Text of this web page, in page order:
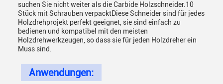
suchen Sie nicht weiter als die Carbide Holzschneider.10
Stück mit Schrauben verpacktDiese Schneider sind für jedes
Holzdrehprojekt perfekt geeignet, sie sind einfach zu
bedienen und kompatibel mit den meisten
Holzdrehwerkzeugen, so dass sie für jeden Holzdreher ein
Muss sind.
Anwendungen: